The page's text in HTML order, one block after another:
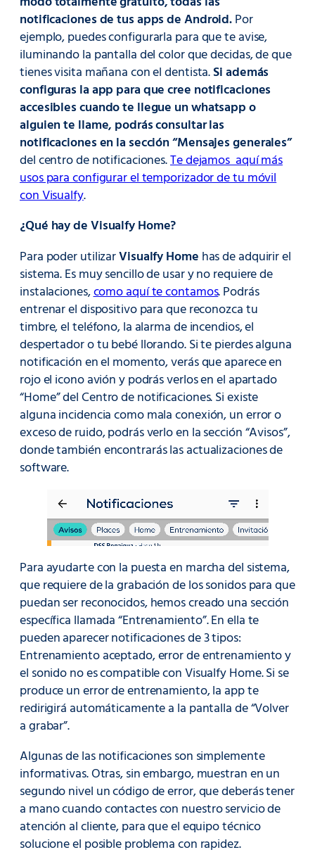
notificaciones de tus apps de Android.Por
ejemplo, puedes configurarla para que te avise,
iluminando la pantalla del color que decidas, de que
tienes visita mañana con el dentista.Si además
configuras la app para que cree notificaciones
accesibles cuando te llegue un whatsapp o
alguien te llame, podrás consultar las
notificaciones en la sección “Mensajes generales”
del centro de notificaciones.Te dejamos aquí más
usos para configurar el temporizador de tu móvil
con Visualfy.
¿Qué hay de Visualfy Home?
Para poder utilizarVisualfy Home has de adquirir el
sistema. Es muy sencillo de usar y no requiere de
instalaciones,como aquí te contamos. Podrás
entrenar el dispositivo para que reconozca tu
timbre, el teléfono, la alarma de incendios, el
despertador o tu bebé llorando. Si te pierdes alguna
notificación en el momento, verás que aparece en
rojo el icono avión y podrás verlos en el apartado
“Home” del Centro de notificaciones. Si existe
alguna incidencia como mala conexión, un error o
exceso de ruido, podrás verlo en la sección “Avisos”,
donde también encontrarás las actualizaciones de
software.
Para ayudarte con la puesta en marcha del sistema,
que requiere de la grabación de los sonidos para que
puedan ser reconocidos, hemos creado una sección
específica llamada “Entrenamiento”. En ella te
pueden aparecer notificaciones de 3 tipos:
Entrenamiento aceptado, error de entrenamiento y
el sonido no es compatible con Visualfy Home. Si se
produce un error de entrenamiento, la app te
redirigirá automáticamente a la pantalla de “Volver
a grabar”.
Algunas de las notificaciones son simplemente
informativas. Otras, sin embargo, muestran en un
segundo nivel un código de error, que deberás tener
a mano cuando contactes con nuestro servicio de
atención al cliente, para que el equipo técnico
solucione el posible problema con rapidez.